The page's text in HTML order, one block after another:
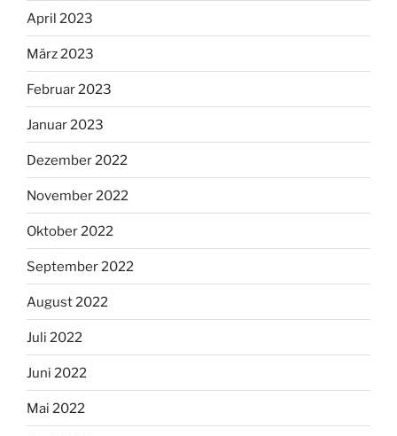
April 2023
März 2023
Februar 2023
Januar 2023
Dezember 2022
November 2022
Oktober 2022
September 2022
August 2022
Juli 2022
Juni 2022
Mai 2022